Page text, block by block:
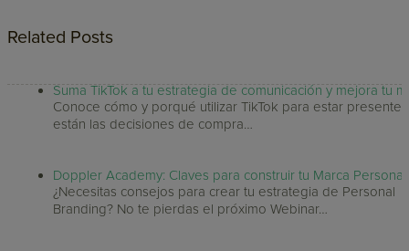
Related Posts
Suma TikTok a tu estrategia de comunicación y mejora tu
Conoce cómo y porqué utilizar TikTok para estar presente
están las decisiones de compra…
Doppler Academy: Claves para construir tu Marca Personal
¿Necesitas consejos para crear tu estrategia de Personal
Branding? No te pierdas el próximo Webinar…